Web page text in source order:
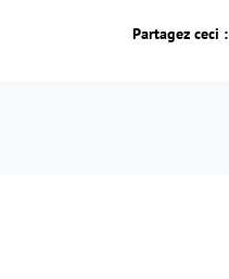
Partagez ceci :